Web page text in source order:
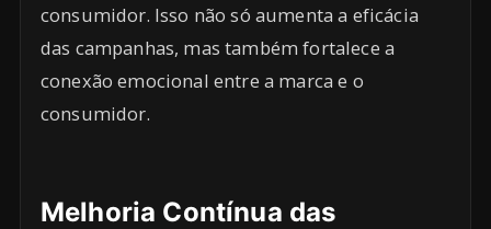
consumidor. Isso não só aumenta a eficácia
das campanhas, mas também fortalece a
conexão emocional entre a marca e o
consumidor.
Melhoria Contínua das